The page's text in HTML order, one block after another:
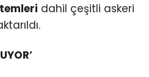
dahil çeşitli askeri